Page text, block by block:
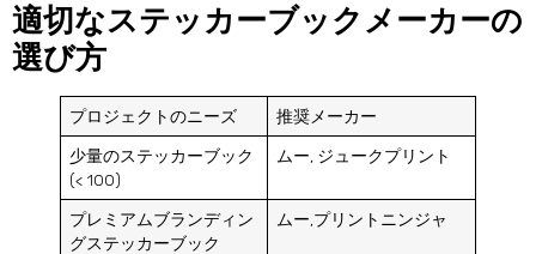
適切なステッカーブックメーカーの
選び方
プロジェクトのニーズ 推奨メーカー
少量のステッカーブック
(< 100)
ムー, ジュークプリント
プレミアムブランディン
グステッカーブック
ムー,プリントニンジャ